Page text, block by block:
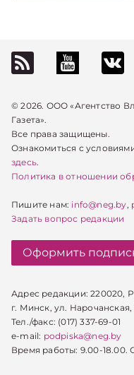
© 2026. ООО «Агентство
Газета».
Все права защищены.
Ознакомиться с
здесь.
Политика в отношении
Пишите нам: info@neg.by,
Задать вопрос редакции
Оформить
Адрес редакции: 220020,
г. Минск, ул. Нарочанская,
Тел./факс: (017) 337-69-01
e-mail: podpiska@neg.by
Время работы: 9.00-18.00.